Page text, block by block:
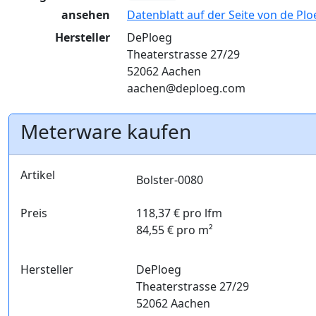
ansehen
Datenblatt auf der Seite von de
Hersteller
DePloeg
Theaterstrasse 27/29
52062 Aachen
aachen@deploeg.com
Meterware kaufen
Artikel Bolster-0080
Preis
118,37 € pro lfm
84,55 € pro m²
Hersteller
DePloeg
Theaterstrasse 27/29
52062 Aachen